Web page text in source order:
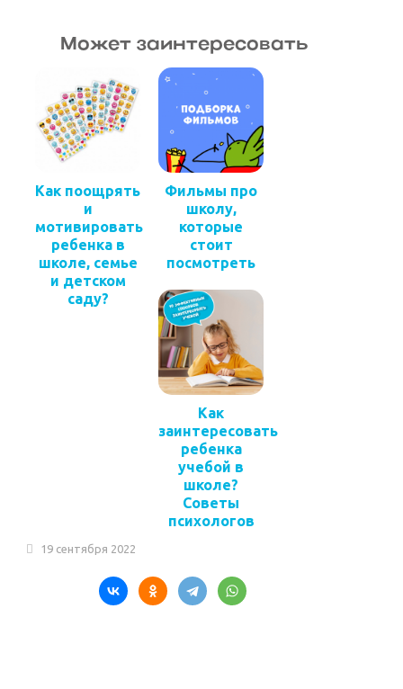
Может заинтересовать
Как поощрять
и
мотивировать
ребенка в
школе, семье
и детском
саду?
Фильмы про
школу,
которые
стоит
посмотреть
Как
заинтересовать
ребенка
учебой в
школе?
Советы
психологов
19 сентября 2022